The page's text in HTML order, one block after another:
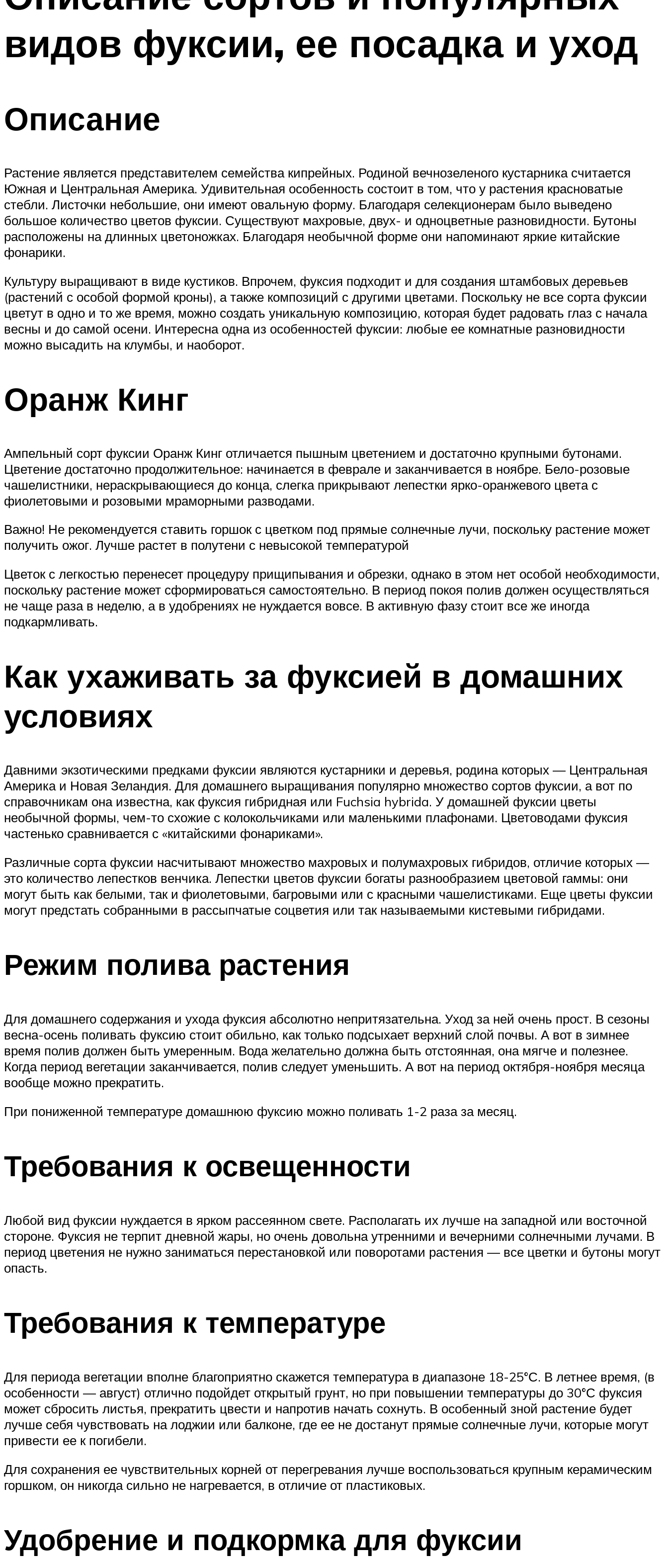
видов фуксии, ее посадка и уход
Описание
Растение является представителем семейства кипрейных. Родиной вечнозеленого кустарника считается
Южная и Центральная Америка. Удивительная особенность состоит в том, что у растения красноватые
стебли. Листочки небольшие, они имеют овальную форму. Благодаря селекционерам было выведено
большое количество цветов фуксии. Существуют махровые, двух- и одноцветные разновидности. Бутоны
расположены на длинных цветоножках. Благодаря необычной форме они напоминают яркие китайские
фонарики.
Культуру выращивают в виде кустиков. Впрочем, фуксия подходит и для создания штамбовых деревьев
(растений с особой формой кроны), а также композиций с другими цветами. Поскольку не все сорта фуксии
цветут в одно и то же время, можно создать уникальную композицию, которая будет радовать глаз с начала
весны и до самой осени. Интересна одна из особенностей фуксии: любые ее комнатные разновидности
можно высадить на клумбы, и наоборот.
Оранж Кинг
Ампельный сорт фуксии Оранж Кинг отличается пышным цветением и достаточно крупными бутонами.
Цветение достаточно продолжительное: начинается в феврале и заканчивается в ноябре. Бело-розовые
чашелистники, нераскрывающиеся до конца, слегка прикрывают лепестки ярко-оранжевого цвета с
фиолетовыми и розовыми мраморными разводами.
Важно! Не рекомендуется ставить горшок с цветком под прямые солнечные лучи, поскольку растение может
получить ожог. Лучше растет в полутени с невысокой температурой
Цветок с легкостью перенесет процедуру прищипывания и обрезки, однако в этом нет особой необходимости,
поскольку растение может сформироваться самостоятельно. В период покоя полив должен осуществляться
не чаще раза в неделю, а в удобрениях не нуждается вовсе. В активную фазу стоит все же иногда
подкармливать.
Как ухаживать за фуксией в домашних
условиях
Давними экзотическими предками фуксии являются кустарники и деревья, родина которых — Центральная
Америка и Новая Зеландия. Для домашнего выращивания популярно множество сортов фуксии, а вот по
справочникам она известна, как фуксия гибридная или Fuchsia hybrida. У домашней фуксии цветы
необычной формы, чем-то схожие с колокольчиками или маленькими плафонами. Цветоводами фуксия
частенько сравнивается с «китайскими фонариками».
Различные сорта фуксии насчитывают множество махровых и полумахровых гибридов, отличие которых —
это количество лепестков венчика. Лепестки цветов фуксии богаты разнообразием цветовой гаммы: они
могут быть как белыми, так и фиолетовыми, багровыми или с красными чашелистиками. Еще цветы фуксии
могут предстать собранными в рассыпчатые соцветия или так называемыми кистевыми гибридами.
Режим полива растения
Для домашнего содержания и ухода фуксия абсолютно непритязательна. Уход за ней очень прост. В сезоны
весна-осень поливать фуксию стоит обильно, как только подсыхает верхний слой почвы. А вот в зимнее
время полив должен быть умеренным. Вода желательно должна быть отстоянная, она мягче и полезнее.
Когда период вегетации заканчивается, полив следует уменьшить. А вот на период октября-ноября месяца
вообще можно прекратить.
При пониженной температуре домашнюю фуксию можно поливать 1-2 раза за месяц.
Требования к освещенности
Любой вид фуксии нуждается в ярком рассеянном свете. Располагать их лучше на западной или восточной
стороне. Фуксия не терпит дневной жары, но очень довольна утренними и вечерними солнечными лучами. В
период цветения не нужно заниматься перестановкой или поворотами растения — все цветки и бутоны могут
опасть.
Требования к температуре
Для периода вегетации вполне благоприятно скажется температура в диапазоне 18-25°С. В летнее время, (в
особенности — август) отлично подойдет открытый грунт, но при повышении температуры до 30°С фуксия
может сбросить листья, прекратить цвести и напротив начать сохнуть. В особенный зной растение будет
лучше себя чувствовать на лоджии или балконе, где ее не достанут прямые солнечные лучи, которые могут
привести ее к погибели.
Для сохранения ее чувствительных корней от перегревания лучше воспользоваться крупным керамическим
горшком, он никогда сильно не нагревается, в отличие от пластиковых.
Удобрение и подкормка для фуксии